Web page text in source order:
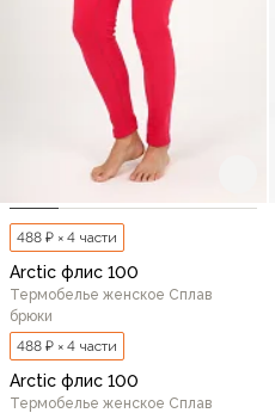
488 ₽ × 4 части
Arctic флис 100
Термобелье женское Сплав
брюки
488 ₽ × 4 части
Arctic флис 100
Термобелье женское Сплав